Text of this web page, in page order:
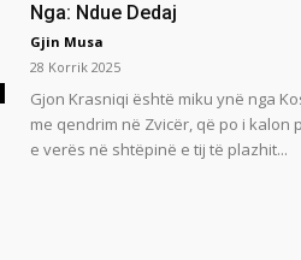
Nga: Ndue Dedaj
Gjin Musa
28 Korrik 2025
Gjon Krasniqi është miku ynë nga
me qendrim në Zvicër, që po i kalon
e verës në shtëpinë e tij të plazhit...